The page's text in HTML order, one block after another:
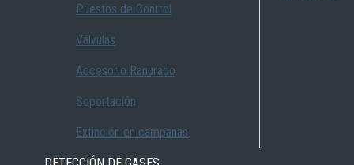
Puestos de Control
Válvulas
Accesorio Ranurado
Soportación
Extinción en campanas